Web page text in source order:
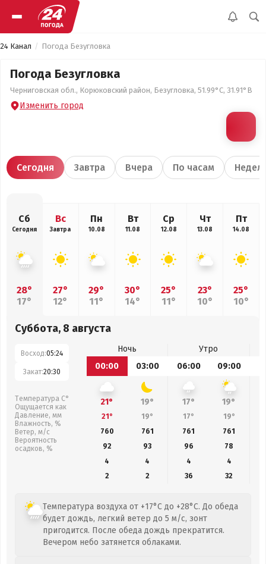
24 Канал Погода Безугловка
Погода Безугловка
Черниговская обл., Корюковский район, Безугловка, 51.99°С, 31.91°В
Изменить город
Сегодня Завтра Вчера По часам
Сб
Сегодня
28°
17°
Вс
Завтра
27°
12°
Пн
10.08
29°
11°
Вт
11.08
30°
14°
Ср
12.08
25°
11°
Чт
13.08
23°
10°
Пт
14.08
25°
10°
Суббота, 8 августа
Восход:05:24
Закат:20:30
Температура С°
Ощущается как
Давление, мм
Влажность, %
Ветер, м/с
Вероятность
осадков, %
Ночь
Утро
00:00
03:00 06:00 09:00
21° 19° 17° 19°
21° 19° 17° 19°
760
761 761 761
92
93 96 78
4
4 4
4
2
2 36 32
Температура воздуха от +17°C до +28°C. До обеда
будет дождь, легкий ветер до 5 м/с, зонт
пригодится. После обеда дождь прекратится.
Вечером небо затянется облаками.